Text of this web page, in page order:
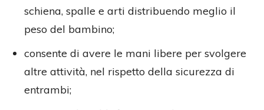
schiena, spalle e arti distribuendo meglio il
peso del bambino;
consente di avere le mani libere per svolgere
altre attività, nel rispetto della sicurezza di
entrambi;